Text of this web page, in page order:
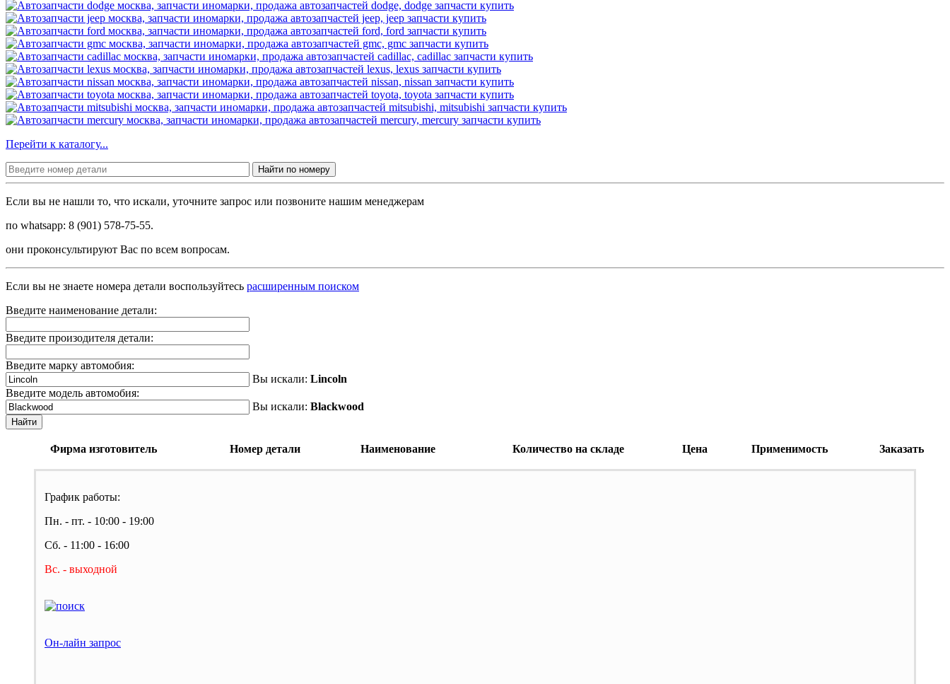
Перейти к каталогу...
Найти по номеру
Если вы не нашли то, что искали, уточните запрос или позвоните нашим менеджерам
по whatsapp: 8 (901) 578-75-55.
они проконсультируют Вас по всем вопросам.
Если вы не знаете номера детали воспользуйтесь расширенным поиском
Введите наименование детали:
Введите произодителя детали:
Введите марку автомобия:
Вы искали: Lincoln
Введите модель автомобия:
Вы искали: Blackwood
Найти
Фирма изготовитель Номер детали Наименование Количество на складе Цена Применимость Заказать
График работы:
Пн. - пт. - 10:00 - 19:00
Сб. - 11:00 - 16:00
Вс. - выходной
Он-лайн запрос